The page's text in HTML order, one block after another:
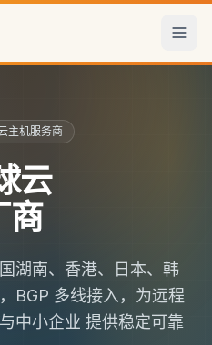
主机服务商
云
商
湖南、香港、日本、韩
BGP 多线接入，为远程
中小企业 提供稳定可靠